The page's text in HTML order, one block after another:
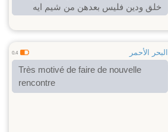
خلق ودين فليس بعدهن من شيم ايه
البحر الأحمر 0.4
Très motivé de faire de nouvelle
rencontre